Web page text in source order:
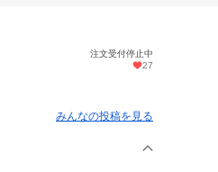
注文受付停止中
27
みんなの投稿を見る